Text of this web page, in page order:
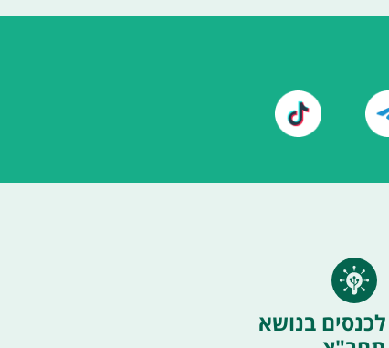
בנושא